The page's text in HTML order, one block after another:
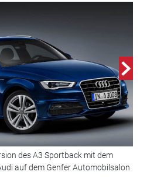
des A3 Sportback mit dem
auf dem Genfer Automobilsalon